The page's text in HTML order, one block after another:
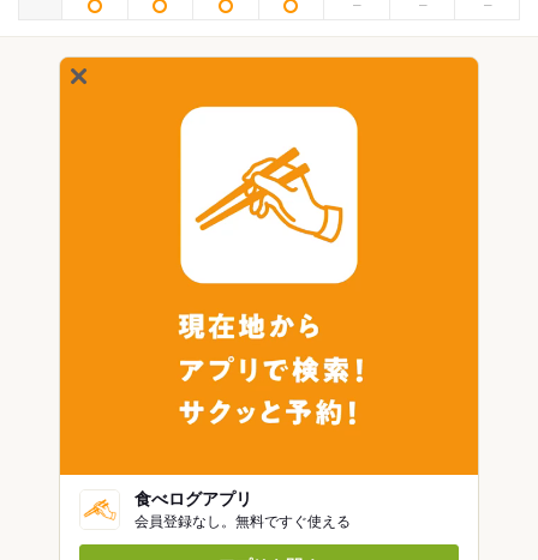
食べログアプリ
会員登録なし。無料ですぐ使える